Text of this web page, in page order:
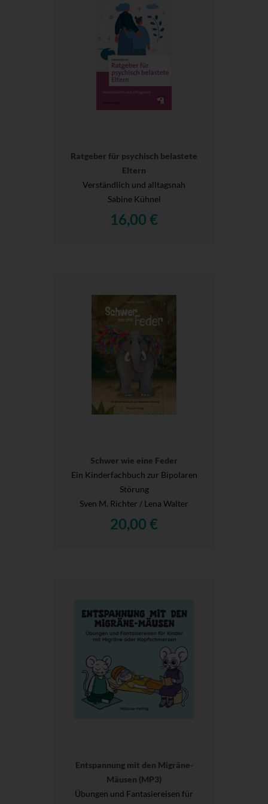
Ratgeber für psychisch belastete
Eltern
Verständlich und alltagsnah
Sabine Kühnel
16,00 €
Schwer wie eine Feder
Ein Kinderfachbuch zur Bipolaren
Störung
Sven M. Richter / Lena Walter
20,00 €
Entspannung mit den Migräne-
Mäusen (MP3)
Übungen und Fantasiereisen für